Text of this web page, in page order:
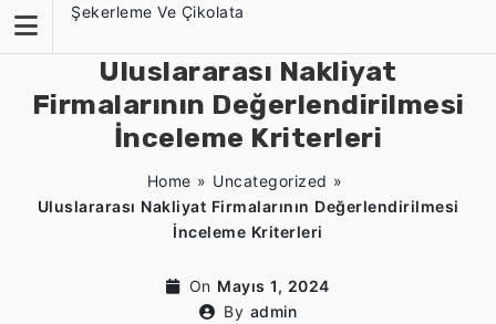
content
Şekerleme Ve Çikolata
Uluslararası Nakliyat
Firmalarının Değerlendirilmesi
İnceleme Kriterleri
Home » Uncategorized »
Uluslararası Nakliyat Firmalarının Değerlendirilmesi
İnceleme Kriterleri
On Mayıs 1, 2024
By admin